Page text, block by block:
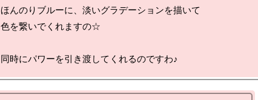
ほんのりブルーに、淡いグラデーションを描いて
色を繋いでくれますの☆